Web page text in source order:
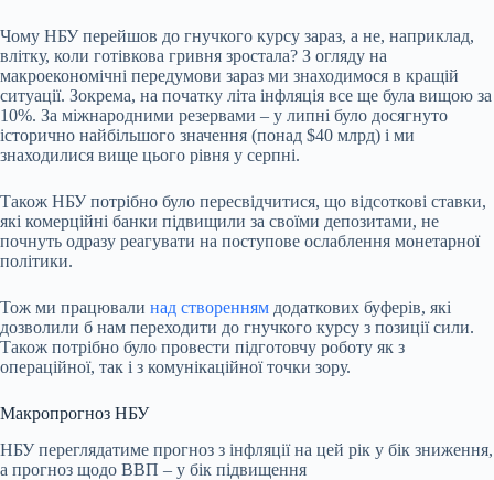
Чому НБУ перейшов до гнучкого курсу зараз, а не, наприклад,
влітку, коли готівкова гривня зростала? З огляду на
макроекономічні передумови зараз ми знаходимося в кращій
ситуації. Зокрема, на початку літа інфляція все ще була вищою за
10%. За міжнародними резервами – у липні було досягнуто
історично найбільшого значення (понад $40 млрд) і ми
знаходилися вище цього рівня у серпні.
Також НБУ потрібно було пересвідчитися, що відсоткові ставки,
які комерційні банки підвищили за своїми депозитами, не
почнуть одразу реагувати на поступове ослаблення монетарної
політики.
Тож ми працювали над створенням додаткових буферів, які
дозволили б нам переходити до гнучкого курсу з позиції сили.
Також потрібно було провести підготовчу роботу як з
операційної, так і з комунікаційної точки зору.
Макропрогноз НБУ
НБУ переглядатиме прогноз з інфляції на цей рік у бік зниження,
а прогноз щодо ВВП – у бік підвищення